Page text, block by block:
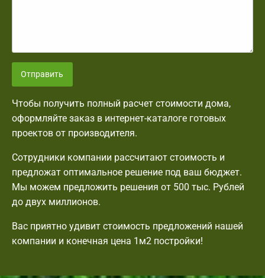
Отправить
Чтобы получить полный расчет стоимости дома,
оформляйте заказ в интернет-каталоге готовых
проектов от производителя.
Сотрудники компании рассчитают стоимость и
предложат оптимальное решение под ваш бюджет.
Мы можем предложить решения от 500 тыс. Рублей
до двух миллионов.
Вас приятно удивит стоимость предложений нашей
компании и конечная цена 1м2 постройки!